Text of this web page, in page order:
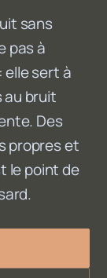
sans
pas à
elle sert à
au bruit
Des
propres et
le point de